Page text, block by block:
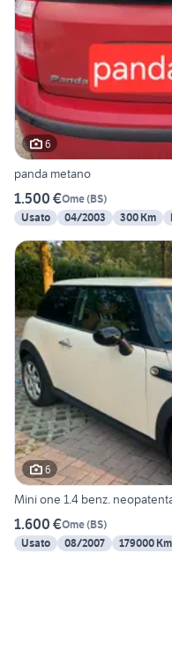
6
panda metano
1.500 €Ome(BS)
Usato
04/2003 300 Km
6
Mini one 1.4 benz.
1.600 €Ome(BS)
Usato
08/2007 179000 Km